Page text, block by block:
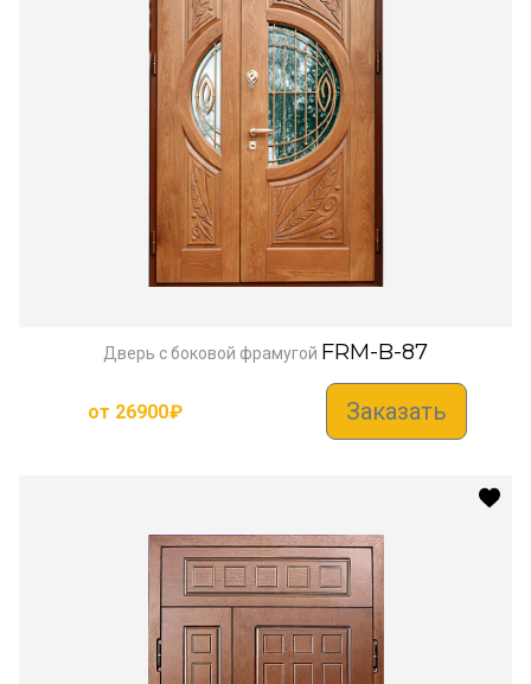
Дверь с боковой фрамугой FRM-B-87
от 26900₽ Заказать